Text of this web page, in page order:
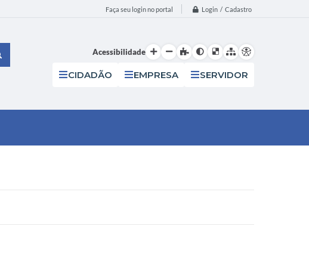
Faça seu login no portal Login / Cadastro
Acessibilidade
CIDADÃO EMPRESA SERVIDOR